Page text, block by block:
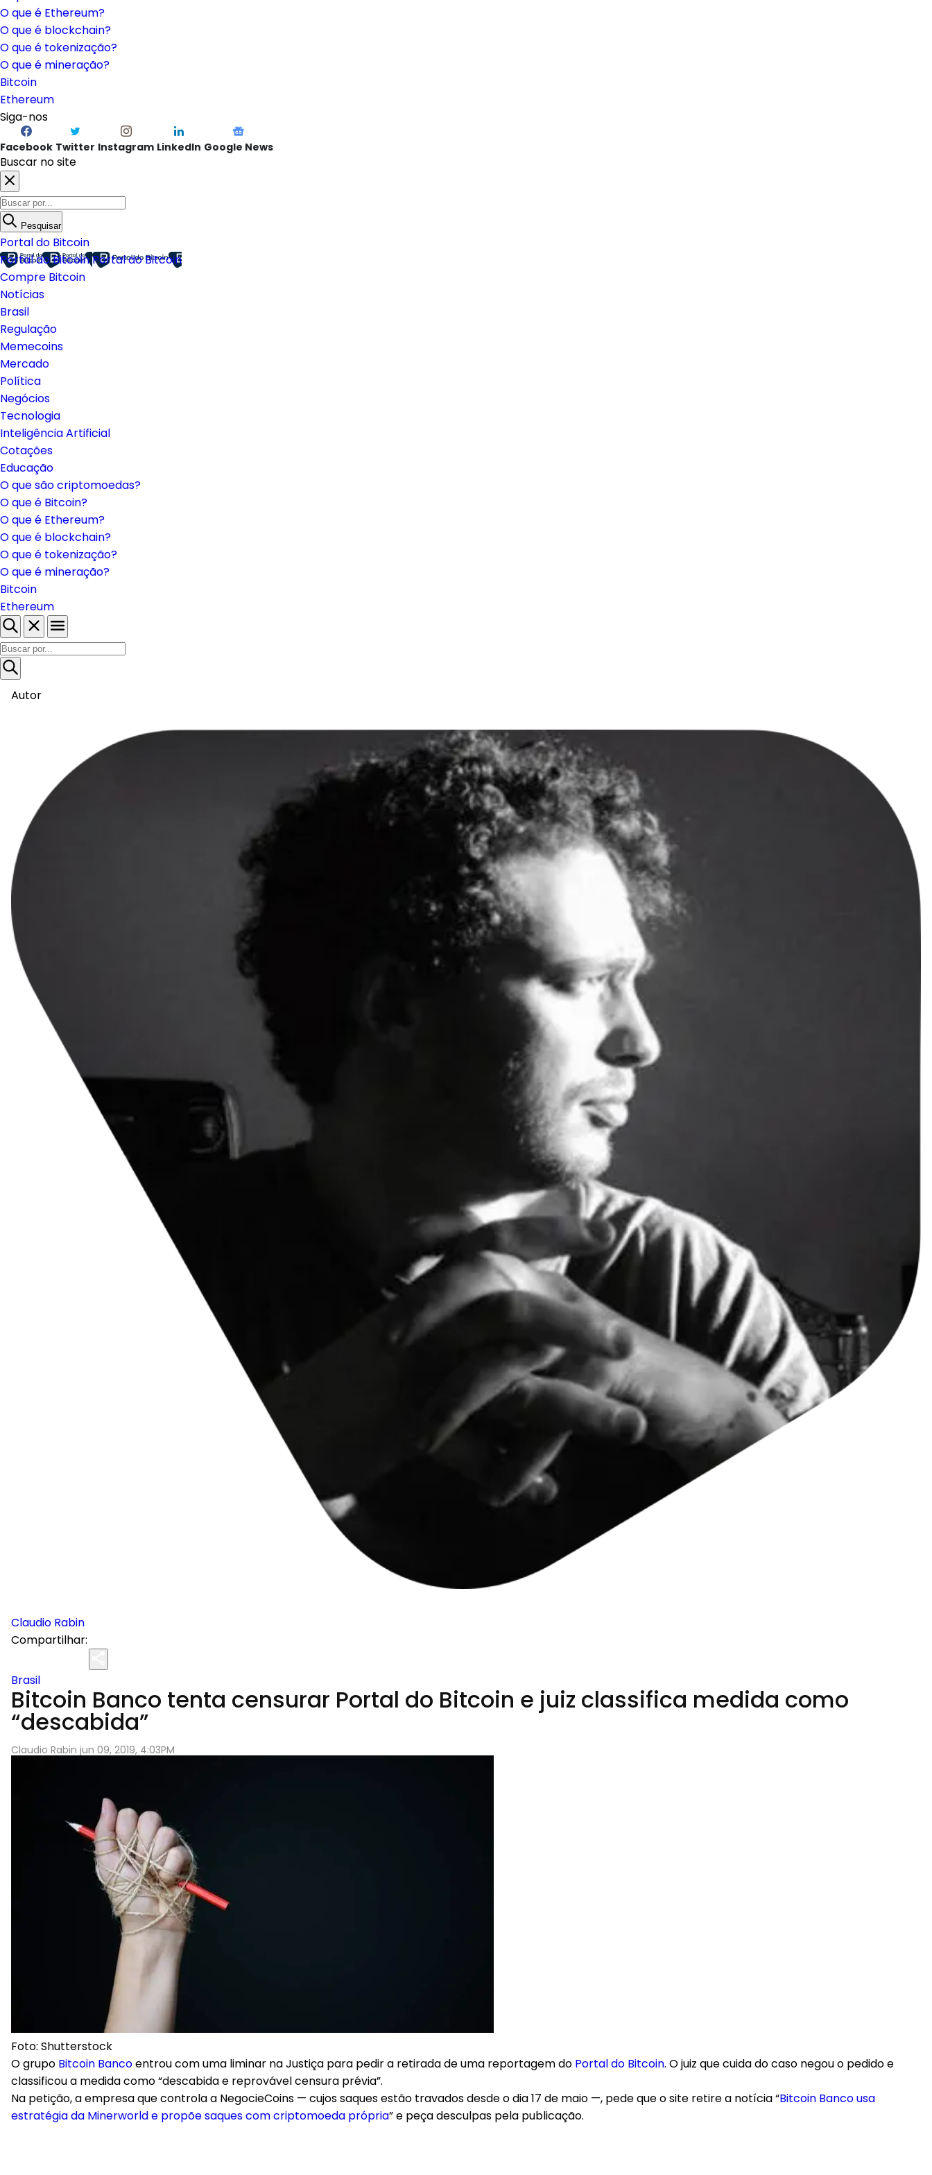
O que é Ethereum?
O que é blockchain?
O que é tokenização?
O que é mineração?
Bitcoin
Ethereum
Siga-nos
Facebook Twitter Instagram LinkedIn Google News
Buscar no site
Pesquisar
Portal do Bitcoin
Portal do BitcoinPortal do Bitcoin
Compre Bitcoin
Notícias
Brasil
Regulação
Memecoins
Mercado
Política
Negócios
Tecnologia
Inteligência Artificial
Cotações
Educação
O que são criptomoedas?
O que é Bitcoin?
O que é Ethereum?
O que é blockchain?
O que é tokenização?
O que é mineração?
Bitcoin
Ethereum
Autor
Claudio Rabin
Compartilhar:
Brasil
Bitcoin Banco tenta censurar Portal do Bitcoin e juiz classifica medida como
“descabida”
Claudio Rabin jun 09, 2019, 4:03PM
Foto: Shutterstock
O grupo Bitcoin Bancoentrou com uma liminar na Justiça para pedir a retirada de uma reportagem do Portal do Bitcoin. O juiz que cuida do caso negou o pedido e
classificou a medida como “descabida e reprovável censura prévia”.
Na petição, a empresa que controla a NegocieCoins — cujos saques estão travados desde o dia 17 de maio —, pede que o site retire a notícia “Bitcoin Banco usa
estratégia da Minerworld e propõe saques com criptomoeda própria” e peça desculpas pela publicação.